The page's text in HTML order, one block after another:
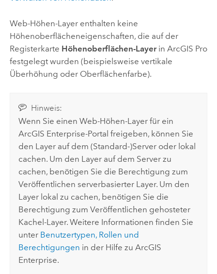
Web-Höhen-Layer enthalten keine
Höhenoberflächeneigenschaften, die auf der
Registerkarte Höhenoberflächen-Layerin ArcGIS Pro
festgelegt wurden (beispielsweise vertikale
Überhöhung oder Oberflächenfarbe).
Hinweis:
Wenn Sie einen Web-Höhen-Layer für ein
ArcGIS Enterprise-Portal freigeben, können Sie
den Layer auf dem (Standard-)Server oder lokal
cachen. Um den Layer auf dem Server zu
cachen, benötigen Sie die Berechtigung zum
Veröffentlichen serverbasierter Layer. Um den
Layer lokal zu cachen, benötigen Sie die
Berechtigung zum Veröffentlichen gehosteter
Kachel-Layer. Weitere Informationen finden Sie
unter Benutzertypen, Rollen und
Berechtigungen in der Hilfe zuArcGIS
Enterprise.